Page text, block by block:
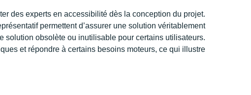
des experts en accessibilité dès la conception du projet.
permettent d’assurer une solution véritablement
solution obsolète ou inutilisable pour certains utilisateurs.
et répondre à certains besoins moteurs, ce qui illustre